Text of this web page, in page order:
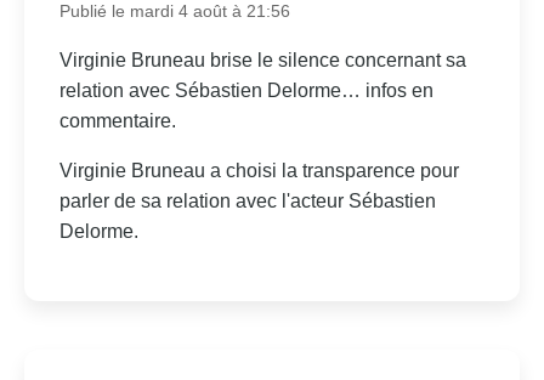
Publié le mardi 4 août à 21:56
Virginie Bruneau brise le silence concernant sa
relation avec Sébastien Delorme… infos en
commentaire.
Virginie Bruneau a choisi la transparence pour
parler de sa relation avec l'acteur Sébastien
Delorme.